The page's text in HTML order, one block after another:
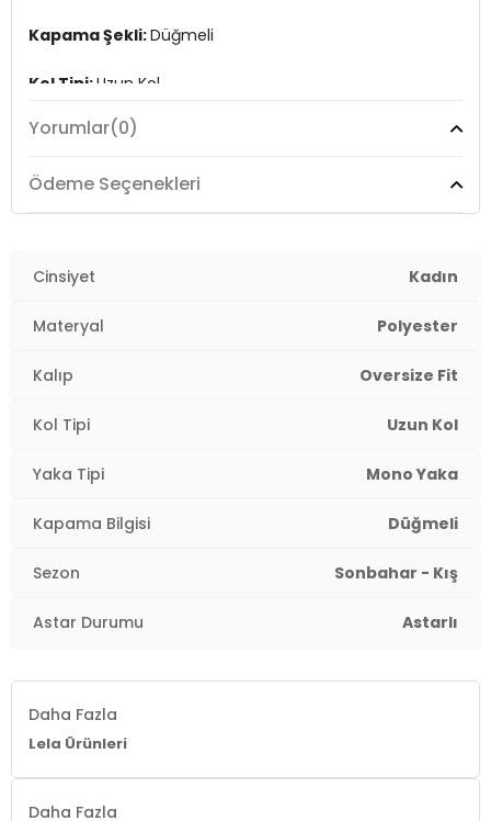
Kapama Şekli:Düğmeli
Kol Tipi:Uzun Kol
Cep:Cepli
Astar Durumu:Astarlı
Manken Bedeni:
Boy : 1.80 cm / Göğüs : 80 cm / Bel :
2DK6810236.135
Yorumlar(0)
Ödeme Seçenekleri
Cinsiyet Kadın
Materyal Polyester
Kalıp Oversize Fit
Kol Tipi Uzun Kol
Yaka Tipi Mono Yaka
Kapama Bilgisi Düğmeli
Sezon Sonbahar - Kış
Astar Durumu Astarlı
Daha Fazla
Lela Ürünleri
Daha Fazla